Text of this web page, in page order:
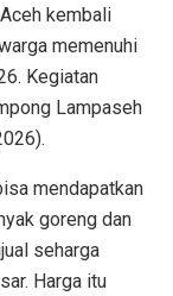
kembali
memenuhi
Kegiatan
Lampaseh
mendapatkan
goreng dan
seharga
Harga itu